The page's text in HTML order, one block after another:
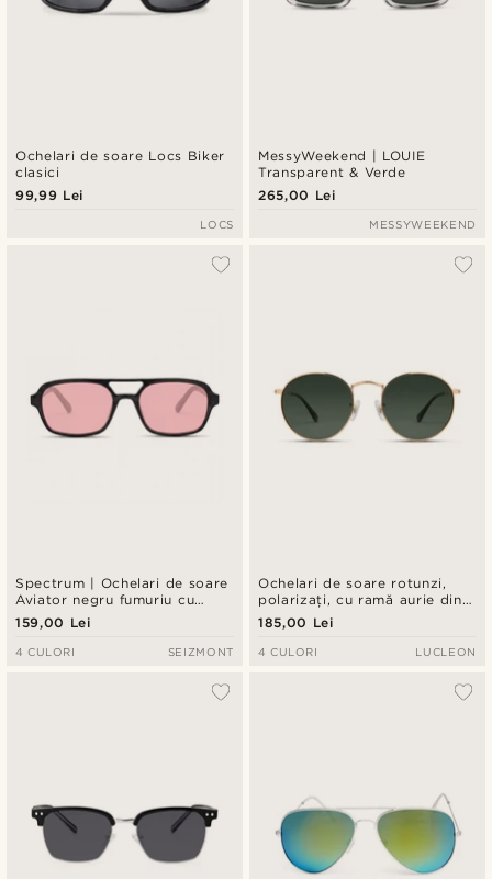
Ochelari de soare Locs Biker
clasici
99,99 Lei
LOCS
MessyWeekend | LOUIE
Transparent & Verde
265,00 Lei
MESSYWEEKEND
Spectrum | Ochelari de soare
Aviator negru fumuriu cu
lentile roz
159,00 Lei
4 CULORI SEIZMONT
Ochelari de soare rotunzi,
polarizați, cu ramă aurie din
oțel chirurgical și lentile verzi
185,00 Lei
4 CULORI LUCLEON